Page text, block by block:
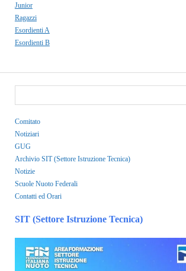
Junior
Ragazzi
Esordienti A
Esordienti B
Comitato
Notiziari
GUG
Archivio SIT (Settore Istruzione Tecnica)
Notizie
Scuole Nuoto Federali
Contatti ed Orari
SIT (Settore Istruzione Tecnica)